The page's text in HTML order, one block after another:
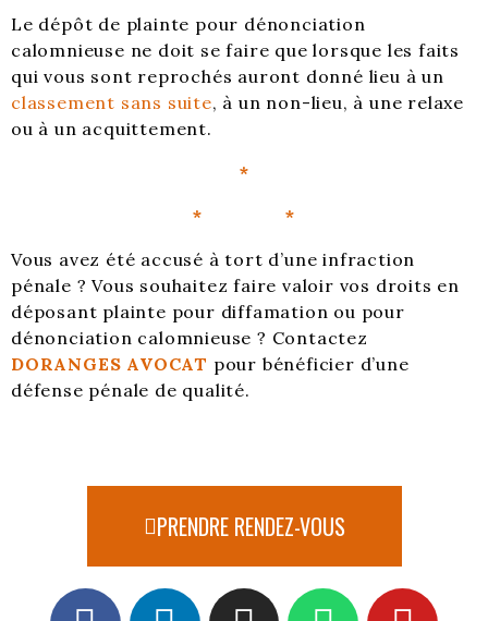
Le dépôt de plainte pour dénonciation
calomnieuse ne doit se faire que lorsque les faits
qui vous sont reprochés auront donné lieu à un
classement sans suite, à un non-lieu, à une relaxe
ou à un acquittement.
*
* *
Vous avez été accusé à tort d’une infraction
pénale ? Vous souhaitez faire valoir vos droits en
déposant plainte pour diffamation ou pour
dénonciation calomnieuse ? Contactez
DORANGES AVOCAT pour bénéficier d’une
défense pénale de qualité.
PRENDRE RENDEZ-VOUS